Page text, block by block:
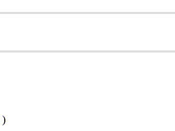
)